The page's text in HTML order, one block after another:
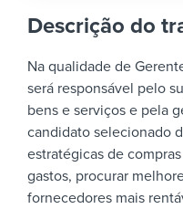
Descrição do
Na qualidade de
será responsável pelo
bens e serviços e pela
candidato selecionado
estratégicas de
gastos, procurar
fornecedores mais